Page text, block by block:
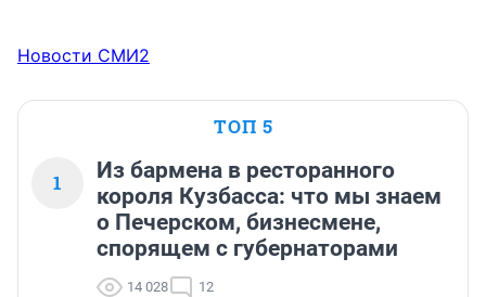
Новости СМИ2
ТОП 5
1
Из бармена в ресторанного
короля Кузбасса: что мы знаем
о Печерском, бизнесмене,
спорящем с губернаторами
14 028 12